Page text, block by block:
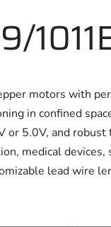
motors with
in confined
or 5.0V, and
medical
lead wire